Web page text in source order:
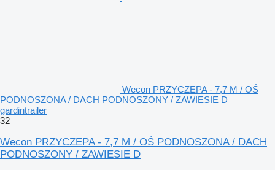
Wecon PRZYCZEPA - 7,7 M / OŚ
PODNOSZONA / DACH PODNOSZONY / ZAWIESIE D
gardintrailer
32
Wecon PRZYCZEPA - 7,7 M / OŚ PODNOSZONA / DACH
PODNOSZONY / ZAWIESIE D